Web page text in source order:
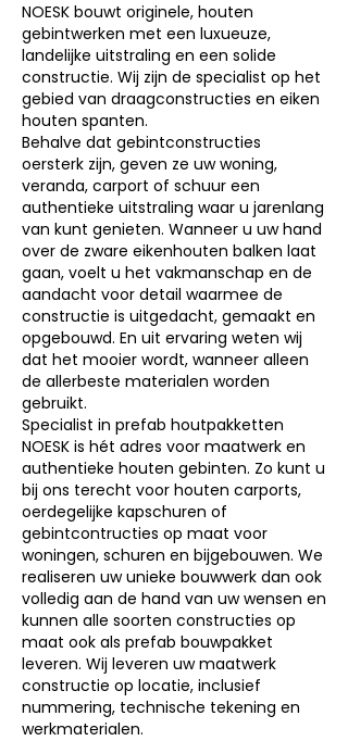
NOESK bouwt originele, houten
gebintwerken met een luxueuze,
landelijke uitstraling en een solide
constructie. Wij zijn de specialist op het
gebied van draagconstructies en eiken
houten spanten.
Behalve dat gebintconstructies
oersterk zijn, geven ze uw woning,
veranda, carport of schuur een
authentieke uitstraling waar u jarenlang
van kunt genieten. Wanneer u uw hand
over de zware eikenhouten balken laat
gaan, voelt u het vakmanschap en de
aandacht voor detail waarmee de
constructie is uitgedacht, gemaakt en
opgebouwd. En uit ervaring weten wij
dat het mooier wordt, wanneer alleen
de allerbeste materialen worden
gebruikt.
Specialist in prefab houtpakketten
NOESK is hét adres voor maatwerk en
authentieke houten gebinten. Zo kunt u
bij ons terecht voor houten carports,
oerdegelijke kapschuren of
gebintcontructies op maat voor
woningen, schuren en bijgebouwen. We
realiseren uw unieke bouwwerk dan ook
volledig aan de hand van uw wensen en
kunnen alle soorten constructies op
maat ook als prefab bouwpakket
leveren. Wij leveren uw maatwerk
constructie op locatie, inclusief
nummering, technische tekening en
werkmaterialen.